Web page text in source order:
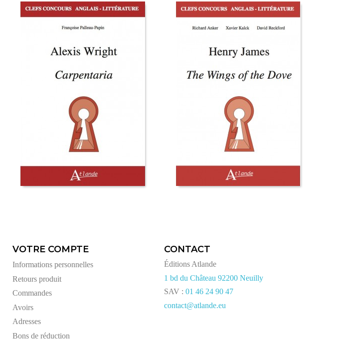
VOTRE COMPTE
Informations personnelles
Retours produit
Commandes
Avoirs
Adresses
Bons de réduction
CONTACT
Éditions Atlande
1 bd du Château 92200 Neuilly
SAV :01 46 24 90 47
contact@atlande.eu